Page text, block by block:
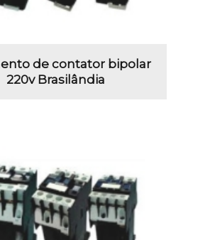
de contator bipolar
220v Brasilândia